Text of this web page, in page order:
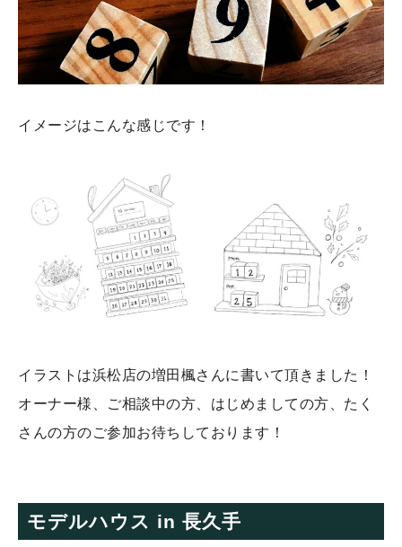
イメージはこんな感じです！
イラストは浜松店の増田楓さんに書いて頂きました！
オーナー様、ご相談中の方、はじめましての方、たく
さんの方のご参加お待ちしております！
モデルハウス in 長久手